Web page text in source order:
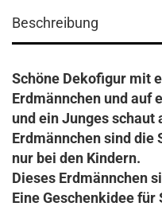
Beschreibung
Schöne Dekofigur mit
Erdmännchen und auf
und ein Junges schaut
Erdmännchen sind die
nur bei den Kindern.
Dieses Erdmännchen
Eine Geschenkidee für